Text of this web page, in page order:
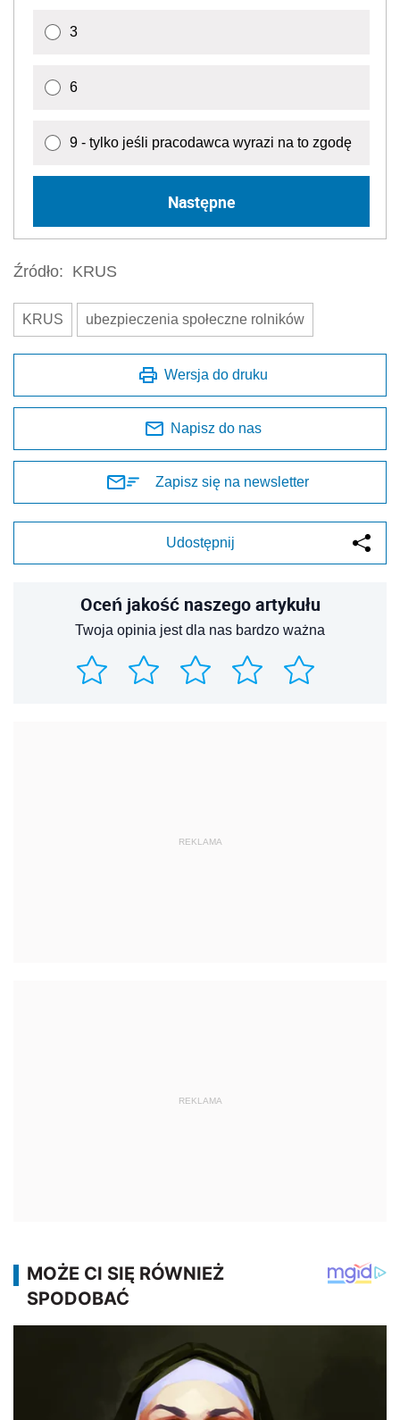
3
6
9 - tylko jeśli pracodawca wyrazi na to zgodę
Następne
Źródło: KRUS
KRUS ubezpieczenia społeczne rolników
Wersja do druku
Napisz do nas
Zapisz się na newsletter
Udostępnij
Oceń jakość naszego artykułu
Twoja opinia jest dla nas bardzo ważna
REKLAMA
REKLAMA